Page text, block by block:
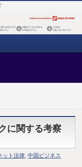
に関する考察
ット法律 ,中国ビジネス